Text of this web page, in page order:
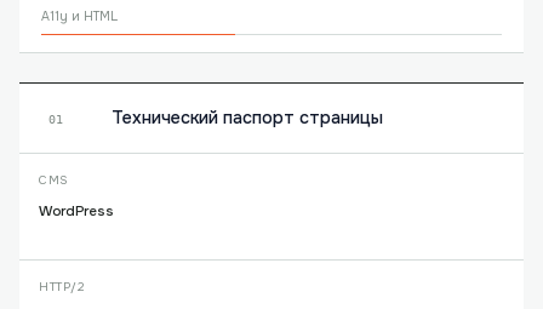
A11y и HTML
01 Технический паспорт страницы
CMS
WordPress
HTTP/2